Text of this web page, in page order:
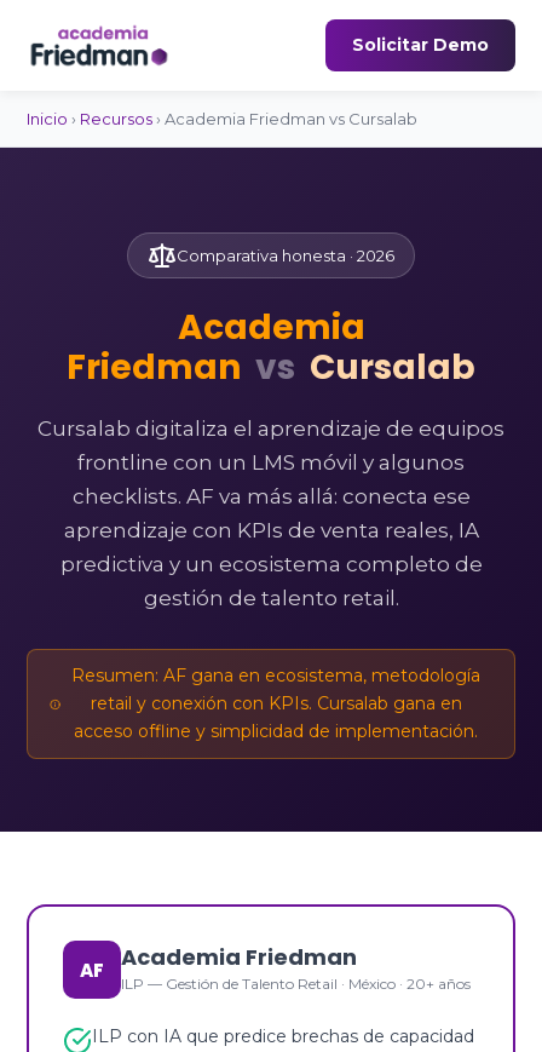
Solicitar Demo
Inicio › Recursos› Academia Friedman vs Cursalab
Comparativa honesta · 2026
Academia
Friedman vs Cursalab
Cursalab digitaliza el aprendizaje de equipos
frontline con un LMS móvil y algunos
checklists. AF va más allá: conecta ese
aprendizaje con KPIs de venta reales, IA
predictiva y un ecosistema completo de
gestión de talento retail.
Resumen: AF gana en ecosistema, metodología
retail y conexión con KPIs. Cursalab gana en
acceso offline y simplicidad de implementación.
AF Academia Friedman
ILP — Gestión de Talento Retail · México · 20+ años
ILP con IA que predice brechas de capacidad